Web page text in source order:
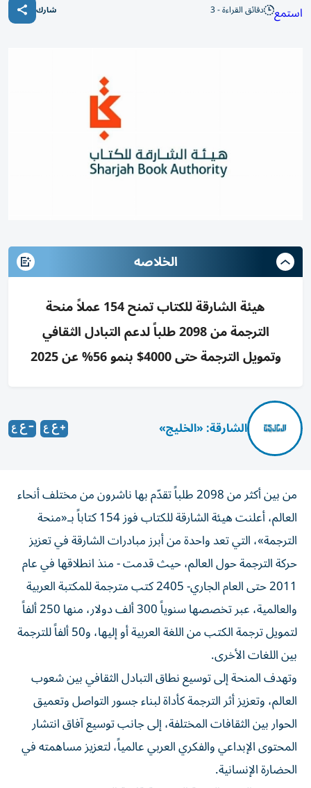
استمع دقائق القراءة - 3 شارك
الخلاصه
هيئة الشارقة للكتاب تمنح 154 عملاً منحة
الترجمة من 2098 طلباً لدعم التبادل الثقافي
وتمويل الترجمة حتى 4000$ بنمو 56% عن 2025
الشارقة: «الخليج»
من بين أكثر من 2098 طلباً تقدّم بها ناشرون من مختلف أنحاء
العالم، أعلنت هيئة الشارقة للكتاب فوز 154 كتاباً بـ«منحة
الترجمة»، التي تعد واحدة من أبرز مبادرات الشارقة في تعزيز
حركة الترجمة حول العالم، حيث قدمت - منذ انطلاقها في عام
2011 حتى العام الجاري- 2405 كتب مترجمة للمكتبة العربية
والعالمية، عبر تخصصها سنوياً 300 ألف دولار، منها 250 ألفاً
لتمويل ترجمة الكتب من اللغة العربية أو إليها، و50 ألفاً للترجمة
بين اللغات الأخرى.
وتهدف المنحة إلى توسيع نطاق التبادل الثقافي بين شعوب
العالم، وتعزيز أثر الترجمة كأداة لبناء جسور التواصل وتعميق
الحوار بين الثقافات المختلفة، إلى جانب توسيع آفاق انتشار
المحتوى الإبداعي والفكري العربي عالمياً، لتعزيز مساهمته في
الحضارة الإنسانية.